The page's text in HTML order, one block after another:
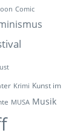
Comic
Krimi Kunst im
MUSA Musik